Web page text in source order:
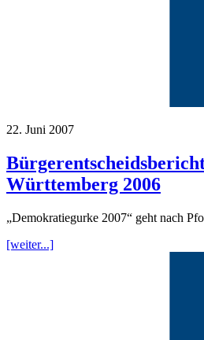
22. Juni 2007
Württemberg 2006
„Demokratiegurke 2007“ geht nach
[weiter...]